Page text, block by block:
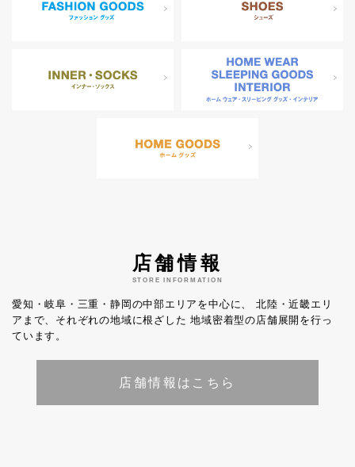
店舗情報
STORE INFORMATION
愛知・岐阜・三重・静岡の中部エリアを中心に、
北陸・近畿エリ
アまで、それぞれの地域に根ざした 地域密着型の店舗展開を行っ
ています。
店舗情報はこちら